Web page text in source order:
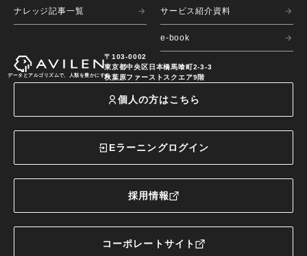
ナレッジ記事一覧 サービス紹介資料
e-book
データとアルゴリズムで、人類を豊かにする
〒103-0002
東京都中央区日本橋馬喰町2-3-3
秋葉原ファーストスクエア9階
個人の方はこちら
Eラーニングログイン
採用情報
コーポレートサイト